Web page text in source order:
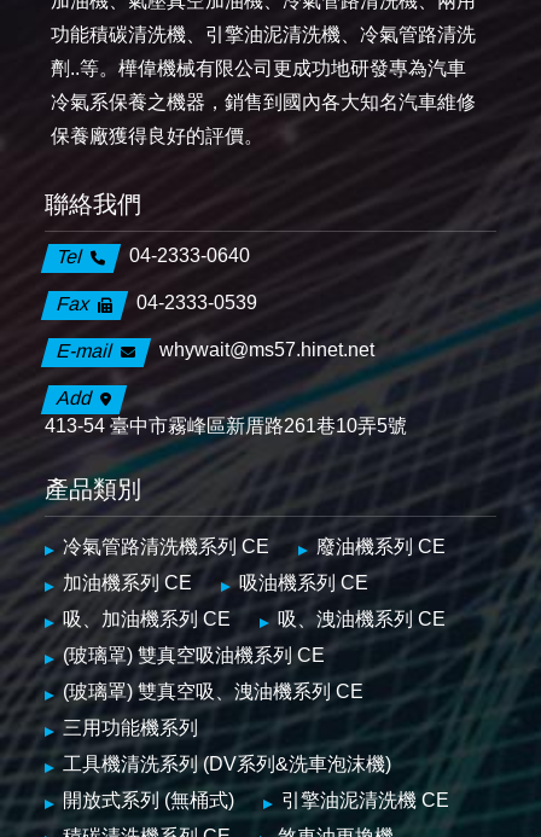
功能積碳清洗機、引擎油泥清洗機、冷氣管路清洗
劑..等。樺偉機械有限公司更成功地研發專為汽車
冷氣系保養之機器，銷售到國內各大知名汽車維修
保養廠獲得良好的評價。
聯絡我們
Tel 04-2333-0640
Fax 04-2333-0539
E-mail whywait@ms57.hinet.net
Add
413-54 臺中市霧峰區新厝路261巷10弄5號
產品類別
冷氣管路清洗機系列 CE
廢油機系列 CE
加油機系列 CE
吸油機系列 CE
吸、加油機系列 CE
吸、洩油機系列 CE
(玻璃罩) 雙真空吸油機系列 CE
(玻璃罩) 雙真空吸、洩油機系列 CE
三用功能機系列
工具機清洗系列 (DV系列&洗車泡沫機)
開放式系列 (無桶式)
引擎油泥清洗機 CE